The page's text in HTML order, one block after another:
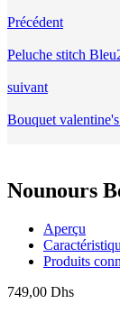
Précédent
Peluche stitch Bleu
suivant
Bouquet
Nounours
Aperçu
Produits
749,00 Dhs